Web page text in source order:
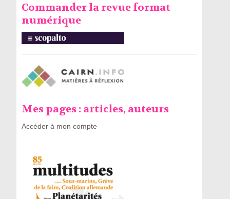
Commander la revue format
numérique
Mes pages : articles, auteurs
Accéder à mon compte